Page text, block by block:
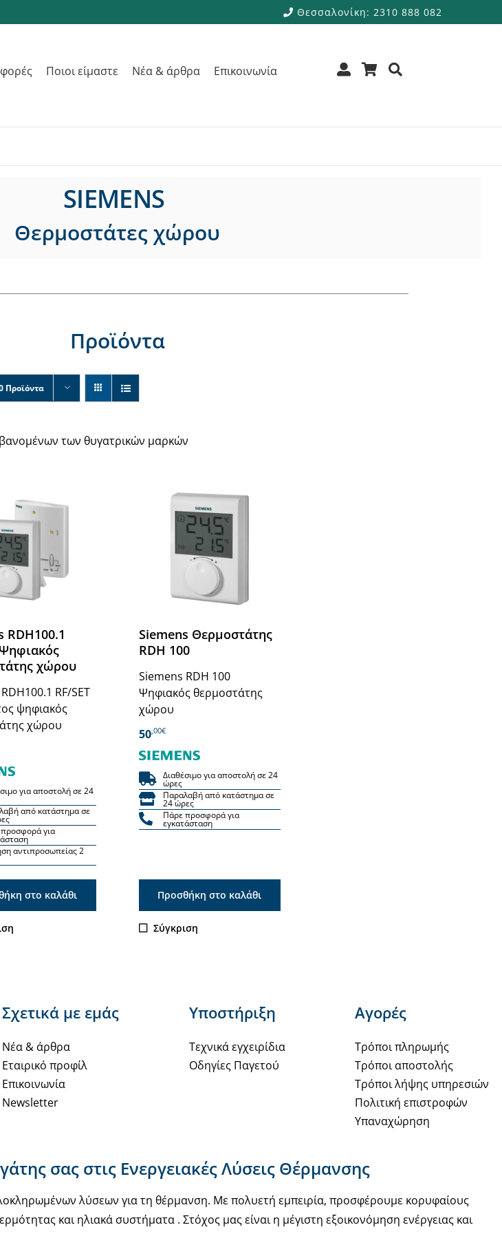
Θεσσαλονίκη: 2310 888 082
Ποιοι είμαστε Νέα & άρθρα Επικοινωνία
SIEMENS
Θερμοστάτες χώρου
Προϊόντα
Προϊόντα
των θυγατρικών μαρκών
RDH100.1
χώρου
RF/SET
ψηφιακός
χώρου
για αποστολή σε 24
από κατάστημα σε
για
αντιπροσωπείας 2
στο καλάθι
Siemens Θερμοστάτης
RDH 100
Siemens RDH 100
Ψηφιακός θερμοστάτης
χώρου
50,00€
Διαθέσιμο για αποστολή σε 24
ώρες
Παραλαβή από κατάστημα σε
24 ώρες
Πάρε προσφορά για
εγκατάσταση
Προσθήκη στο καλάθι
Σύγκριση
Σχετικά με εμάς
Νέα & άρθρα
Εταιρικό προφίλ
Επικοινωνία
Newsletter
Υποστήριξη
Τεχνικά εγχειρίδια
Οδηγίες Παγετού
Αγορές
Τρόποι πληρωμής
Τρόποι αποστολής
Τρόποι λήψης υπηρεσιών
Πολιτική επιστροφών
Υπαναχώρηση
σας στις Ενεργειακές Λύσεις Θέρμανσης
λύσεων για τη θέρμανση. Με πολυετή εμπειρία, προσφέρουμε κορυφαίους
και ηλιακά συστήματα . Στόχος μας είναι η μέγιστη εξοικονόμηση ενέργειας και